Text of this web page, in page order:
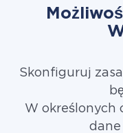
Skonfiguruj
W określonych
dane